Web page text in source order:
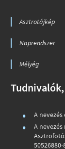
Asztrotájkép
Naprendszer
Mélyég
A
A